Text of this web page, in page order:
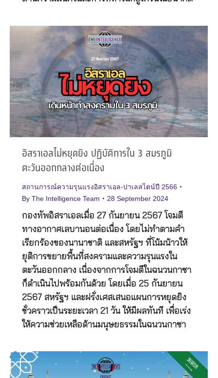
อิสราเอลไม่หยุดยิง ปฏิบัติการใน 3 สมรภูมิ
ตะวันออกกลางต่อเนื่อง
สถานการณ์ความรุนแรงอิสราเอล-ปาเลสไตน์ปี 2566
By The Intelligence Team 28 September 2024
กองทัพอิสราเอลเมื่อ 27 กันยายน 2567 โจมตี
ทางอากาศเลบานอนต่อเนื่อง โดยไม่ทำตามคำ
เรียกร้องของนานาชาติ และสหรัฐฯ ที่โน้มน้าวให้
ยุติการขยายพื้นที่สงครามและความรุนแรงใน
ตะวันออกกลาง เนื่องจากการโจมตีในฉนวนกาซา
ก็ดำเนินไปพร้อมกันด้วย โดยเมื่อ 25 กันยายน
2567 สหรัฐฯ และฝรั่งเศสเสนอแผนการหยุดยิง
ชั่วคราวเป็นระยะเวลา 21 วัน ให้มีผลทันที เพื่อเร่ง
ให้ความช่วยเหลือด้านมนุษยธรรมในฉนวนกาซา